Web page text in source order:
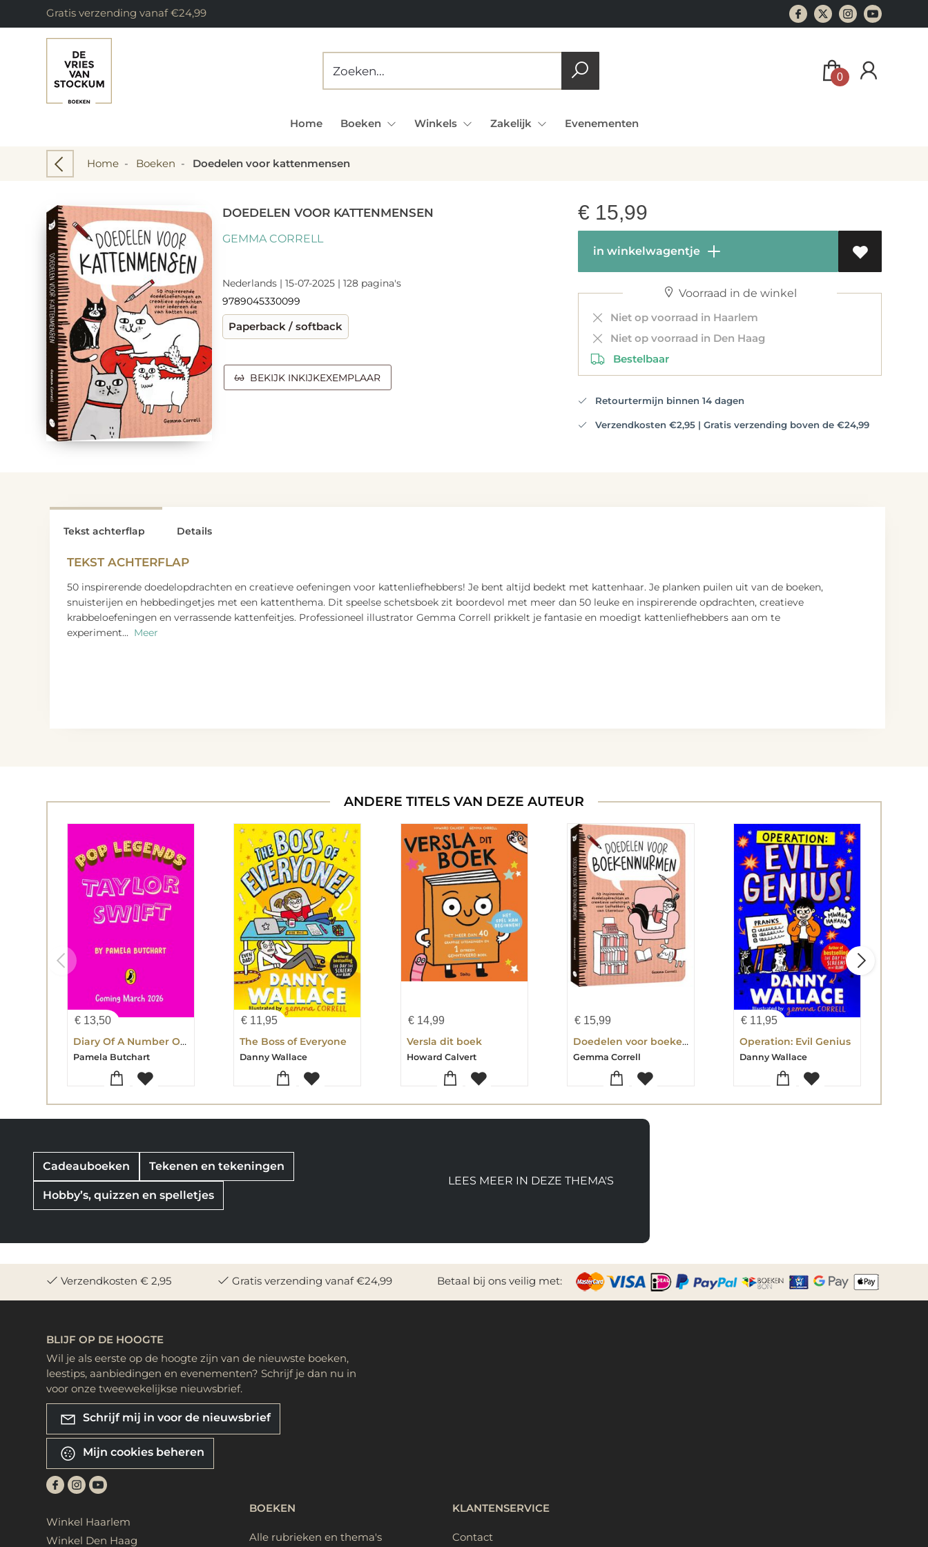
Gratis verzending vanaf €24,99
0
Home Boeken Winkels Zakelijk Evenementen
Home - Boeken - Doedelen voor kattenmensen
DOEDELEN VOOR KATTENMENSEN
GEMMA CORRELL
Nederlands | 15-07-2025 | 128 pagina's
9789045330099
Paperback / softback
BEKIJK INKIJKEXEMPLAAR
€ 15,99
in winkelwagentje
Voorraad in de winkel
Niet op voorraad in Haarlem
Niet op voorraad in Den Haag
Bestelbaar
Retourtermijn binnen 14 dagen
Verzendkosten €2,95 | Gratis verzending boven de €24,99
Tekst achterflap
TEKST ACHTERFLAP
50 inspirerende doedelopdrachten en creatieve oefeningen voor kattenliefhebbers! Je bent altijd bedekt met kattenhaar. Je planken puilen uit van de boeken,
snuisterijen en hebbedingetjes met een kattenthema. Dit speelse schetsboek zit boordevol met meer dan 50 leuke en inspirerende opdrachten, creatieve
krabbeloefeningen en verrassende kattenfeitjes. Professioneel illustrator Gemma Correll prikkelt je fantasie en moedigt kattenliefhebbers aan om te
experiment... Meer
Details
ANDERE TITELS VAN DEZE AUTEUR
€ 13,50
Diary Of A Number One Superfan
Pamela Butchart
€ 11,95
The Boss of Everyone
Danny Wallace
€14,99
Versla dit boek
Howard Calvert
€15,99
Doedelen voor boekenwurmen
Gemma Correll
€ 11,95
Operation: Evil Genius
Danny Wallace
Cadeauboeken Tekenen en tekeningen
Hobby’s, quizzen en spelletjes
LEES MEER IN DEZE THEMA'S
Verzendkosten € 2,95 Gratis verzending vanaf €24,99 Betaal bij ons veilig met:
BLIJF OP DE HOOGTE
Wil je als eerste op de hoogte zijn van de nieuwste boeken,
leestips, aanbiedingen en evenementen? Schrijf je dan nu in
voor onze tweewekelijkse nieuwsbrief.
Schrijf mij in voor de nieuwsbrief
Mijn cookies beheren
Winkel Haarlem
Winkel Den Haag
BOEKEN
Alle rubrieken en thema's
KLANTENSERVICE
Contact